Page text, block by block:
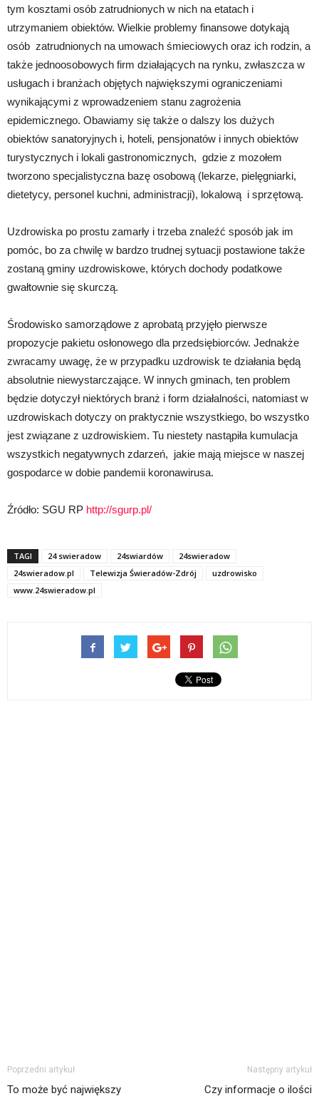
tym kosztami osób zatrudnionych w nich na etatach i
utrzymaniem obiektów. Wielkie problemy finansowe dotykają
osób zatrudnionych na umowach śmieciowych oraz ich rodzin, a
także jednoosobowych firm działających na rynku, zwłaszcza w
usługach i branżach objętych największymi ograniczeniami
wynikającymi z wprowadzeniem stanu zagrożenia
epidemicznego. Obawiamy się także o dalszy los dużych
obiektów sanatoryjnych i, hoteli, pensjonatów i innych obiektów
turystycznych i lokali gastronomicznych, gdzie z mozołem
tworzono specjalistyczna bazę osobową (lekarze, pielęgniarki,
dietetycy, personel kuchni, administracji), lokalową i sprzętową.
Uzdrowiska po prostu zamarły i trzeba znaleźć sposób jak im
pomóc, bo za chwilę w bardzo trudnej sytuacji postawione także
zostaną gminy uzdrowiskowe, których dochody podatkowe
gwałtownie się skurczą.
Środowisko samorządowe z aprobatą przyjęło pierwsze
propozycje pakietu osłonowego dla przedsiębiorców. Jednakże
zwracamy uwagę, że w przypadku uzdrowisk te działania będą
absolutnie niewystarczające. W innych gminach, ten problem
będzie dotyczył niektórych branż i form działalności, natomiast w
uzdrowiskach dotyczy on praktycznie wszystkiego, bo wszystko
jest związane z uzdrowiskiem. Tu niestety nastąpiła kumulacja
wszystkich negatywnych zdarzeń, jakie mają miejsce w naszej
gospodarce w dobie pandemii koronawirusa.
Źródło: SGU RP http://sgurp.pl/
TAGI 24 swieradow 24swiardów
24swieradow
24swieradow.pl
Telewizja Świeradów-Zdrój
uzdrowisko
www.24swieradow.pl
Poprzedni artykuł
To może być największy
Następny artykuł
Czy informacje o ilości